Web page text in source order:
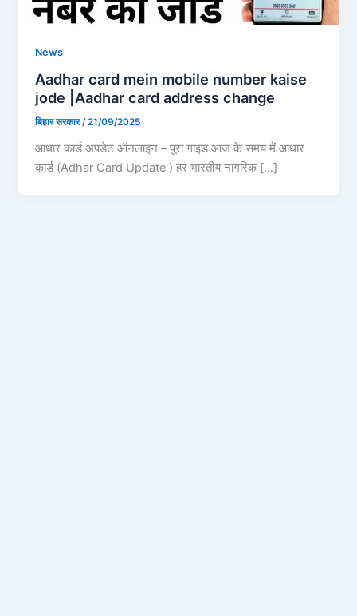
News
Aadhar card mein mobile number kaise
jode |Aadhar card address change
बिहार सरकार/21/09/2025
आधार कार्ड अपडेट ऑनलाइन – पूरा गाइड आज के समय में आधार
कार्ड (Adhar Card Update ) हर भारतीय नागरिक […]